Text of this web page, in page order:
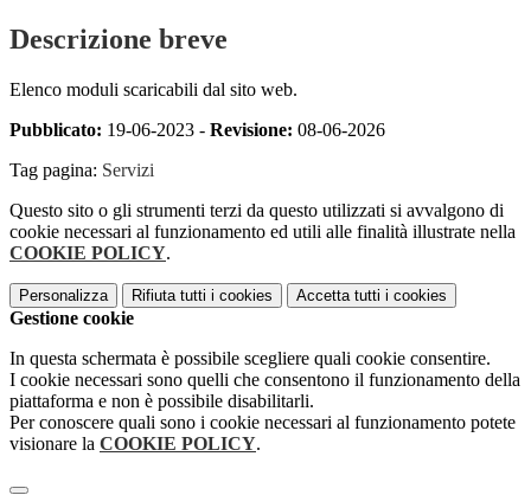
Descrizione breve
Elenco moduli scaricabili dal sito web.
Pubblicato: 19-06-2023 - Revisione: 08-06-2026
Tag pagina: Servizi
Questo sito o gli strumenti terzi da questo utilizzati si avvalgono di
cookie necessari al funzionamento ed utili alle finalità illustrate nella
COOKIE POLICY.
Personalizza Rifiuta tutti i cookies Accetta tutti i cookies
Gestione cookie
In questa schermata è possibile scegliere quali cookie consentire.
I cookie necessari sono quelli che consentono il funzionamento della
piattaforma e non è possibile disabilitarli.
Per conoscere quali sono i cookie necessari al funzionamento potete
visionare la COOKIE POLICY.